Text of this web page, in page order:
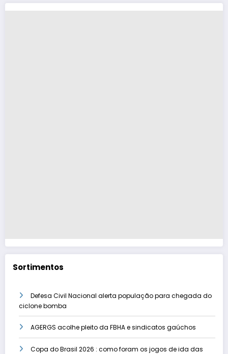
Sortimentos
Defesa Civil Nacional alerta população para chegada do
ciclone bomba
AGERGS acolhe pleito da FBHA e sindicatos gaúchos
Copa do Brasil 2026 : como foram os jogos de ida das